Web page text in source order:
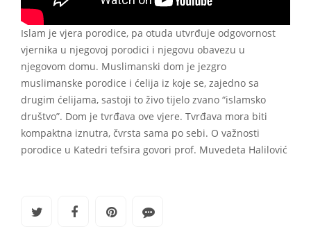
Islam je vjera porodice, pa otuda utvrđuje odgovornost
vjernika u njegovoj porodici i njegovu obavezu u
njegovom domu. Muslimanski dom je jezgro
muslimanske porodice i ćelija iz koje se, zajedno sa
drugim ćelijama, sastoji to živo tijelo zvano “islamsko
društvo”. Dom je tvrđava ove vjere. Tvrđava mora biti
kompaktna iznutra, čvrsta sama po sebi. O važnosti
porodice u Katedri tefsira govori prof. Muvedeta Halilović